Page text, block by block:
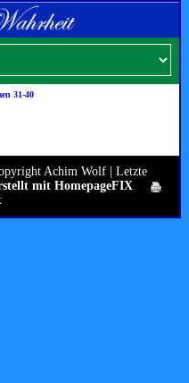
31-40
Achim Wolf | Letzte
mit HomepageFIX